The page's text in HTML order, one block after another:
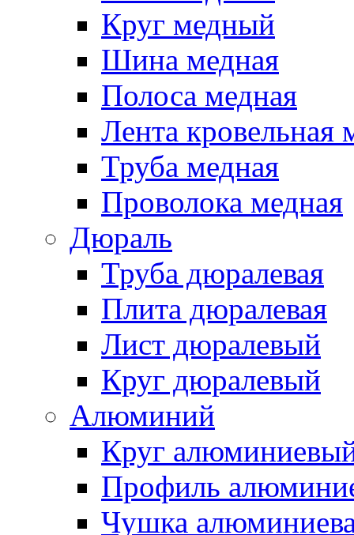
Круг медный
Шина медная
Полоса медная
Лента кровельная
Труба медная
Проволока медная
Дюраль
Труба дюралевая
Плита дюралевая
Лист дюралевый
Круг дюралевый
Алюминий
Круг
Профиль
Чушка